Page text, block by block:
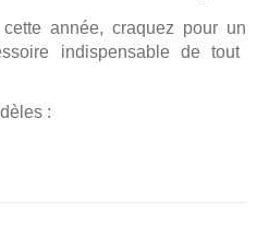
année, craquez pour un
indispensable de tout
: